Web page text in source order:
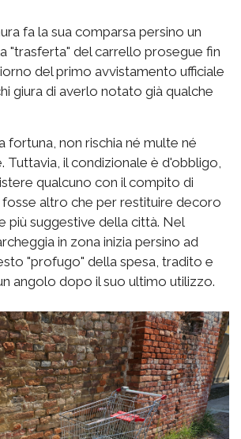
fa la sua comparsa persino un
"trasferta" del carrello prosegue fin
del primo avvistamento ufficiale
giura di averlo notato già qualche
fortuna, non rischia né multe né
Tuttavia, il condizionale è d'obbligo,
qualcuno con il compito di
altro che per restituire decoro
più suggestive della città. Nel
in zona inizia persino ad
"profugo" della spesa, tradito e
angolo dopo il suo ultimo utilizzo.